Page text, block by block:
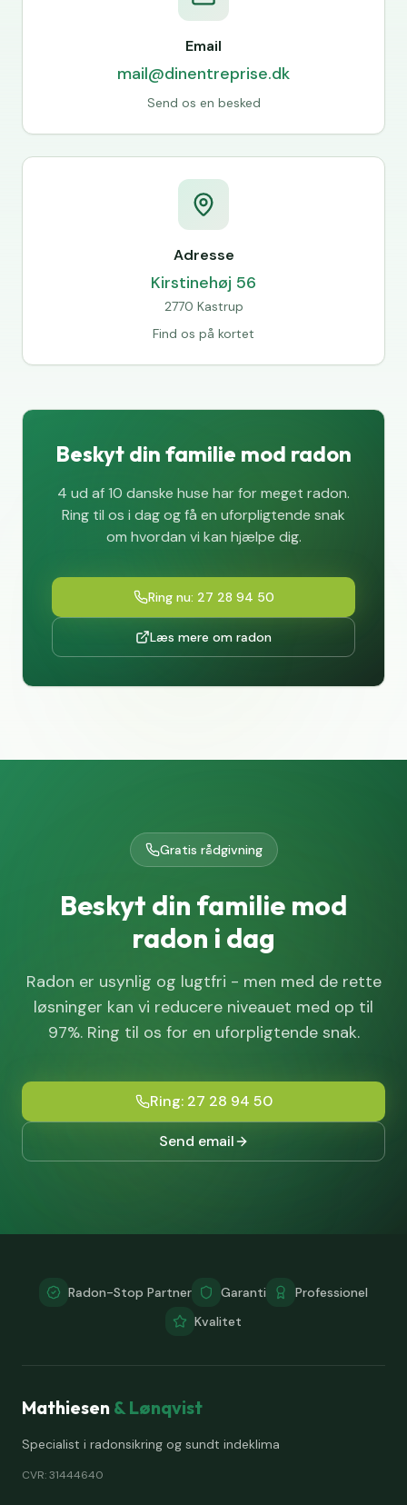
Email
mail@dinentreprise.dk
Send os en besked
Adresse
Kirstinehøj 56
2770 Kastrup
Find os på kortet
Beskyt din familie mod radon
4 ud af 10 danske huse har for meget radon.
Ring til os i dag og få en uforpligtende snak
om hvordan vi kan hjælpe dig.
Ring nu: 27 28 94 50
Læs mere om radon
Gratis rådgivning
Beskyt din familie mod
radon i dag
Radon er usynlig og lugtfri - men med de rette
løsninger kan vi reducere niveauet med op til
97%. Ring til os for en uforpligtende snak.
Ring: 27 28 94 50
Send email
Radon-Stop Partner Garanti
Professionel
Kvalitet
Mathiesen & Lønqvist
Specialist i radonsikring og sundt indeklima
CVR: 31444640